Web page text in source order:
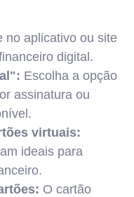
no aplicativo ou site
digital.
Escolha a opção
assinatura ou
virtuais:
ideais para
O cartão